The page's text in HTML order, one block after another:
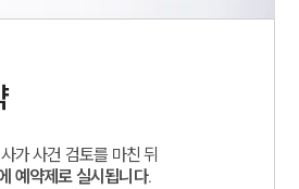
가 사건 검토를 마친 뒤
예약제로 실시됩니다.